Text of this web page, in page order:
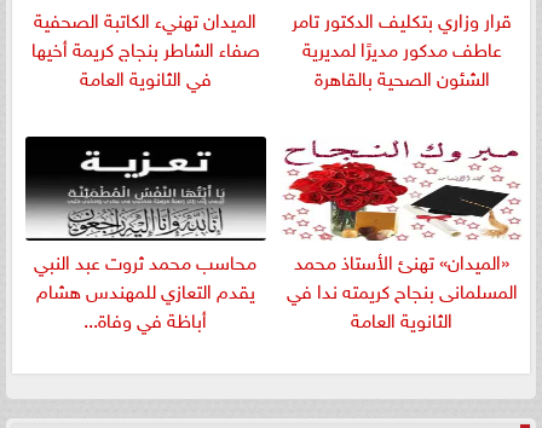
قرار وزاري بتكليف الدكتور تامر
عاطف مدكور مديرًا لمديرية
الشئون الصحية بالقاهرة
الميدان تهنيء الكاتبة الصحفية
صفاء الشاطر بنجاج كريمة أخيها
في الثانوية العامة
«الميدان» تهنئ الأستاذ محمد
المسلمانى بنجاح كريمته ندا في
الثانوية العامة
​محاسب محمد ثروت عبد النبي
يقدم التعازي للمهندس هشام
أباظة في وفاة...